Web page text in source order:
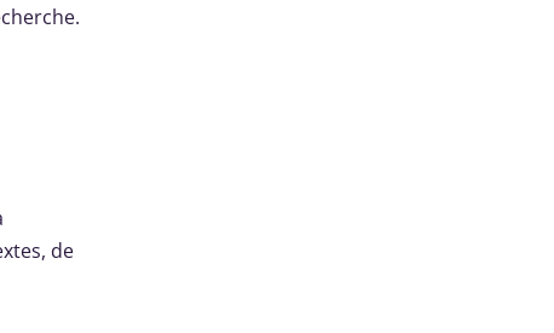
de